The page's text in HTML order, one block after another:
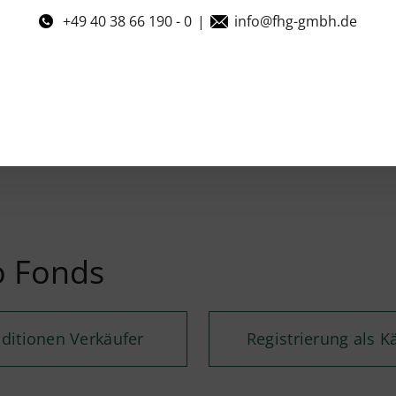
+49 40 38 66 190 - 0 | info@fhg-gmbh.de
Fonds
Verkäufer Registrierung als